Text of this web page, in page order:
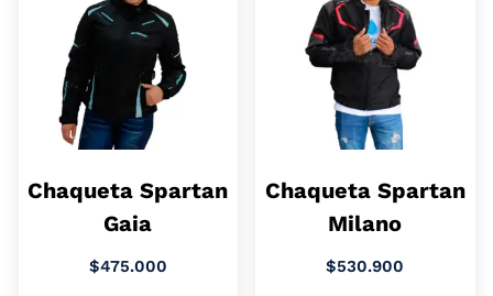
Chaqueta Spartan
Gaia
$475.000
Chaqueta Spartan
Milano
$530.900